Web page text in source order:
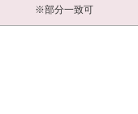
※部分一致可